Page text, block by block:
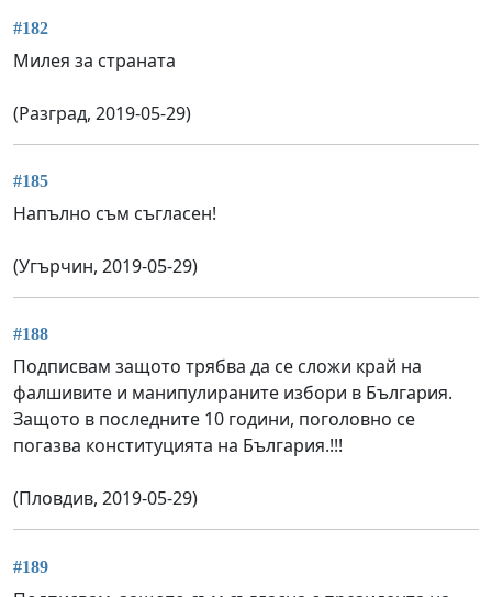
#182
Милея за страната
(Разград, 2019-05-29)
#185
Напълно съм съгласен!
(Угърчин, 2019-05-29)
#188
Подписвам защото трябва да се сложи край на
фалшивите и манипулираните избори в България.
Защото в последните 10 години, поголовно се
погазва конституцията на България.!!!
(Пловдив, 2019-05-29)
#189